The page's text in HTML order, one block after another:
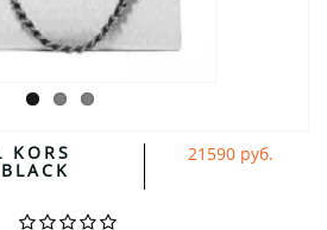
21590 руб.